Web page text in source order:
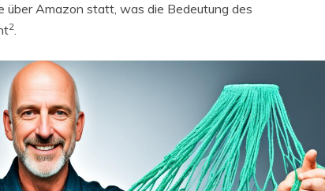
Amazon statt, was die Bedeutung des
2.